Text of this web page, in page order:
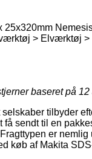
25x320mm
> Elværktøj >
baseret på 12
tilbyder
få sendt til en
er
køb af Makita